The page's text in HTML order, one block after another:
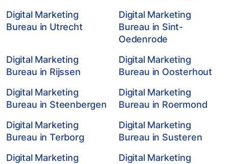
Digital Marketing
Bureau in Utrecht
Digital Marketing
Bureau in Sint-
Oedenrode
Digital Marketing
Bureau in Rijssen
Digital Marketing
Bureau in Oosterhout
Digital Marketing
Bureau in Steenbergen
Digital Marketing
Bureau in Roermond
Digital Marketing
Bureau in Terborg
Digital Marketing
Bureau in Susteren
Digital Marketing
Digital Marketing